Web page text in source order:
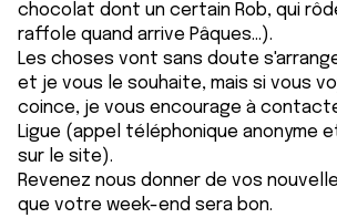
chocolat dont un certain Rob, qui
raffole quand arrive Pâques...).
Les choses vont sans doute
et je vous le souhaite, mais si vous
coince, je vous encourage à
Ligue (appel téléphonique anonyme
sur le site).
Revenez nous donner de vos
que votre week-end sera bon.